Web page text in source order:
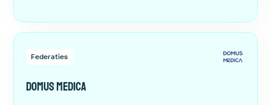
Federaties
Domus Medica